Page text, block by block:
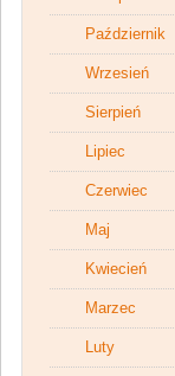
Październik
Wrzesień
Sierpień
Lipiec
Czerwiec
Maj
Kwiecień
Marzec
Luty